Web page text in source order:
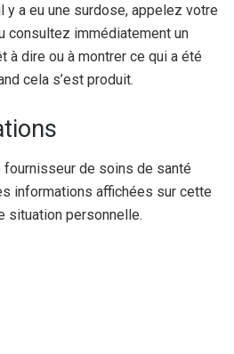
y a eu une surdose, appelez votre
consultez immédiatement un
à dire ou à montrer ce qui a été
cela s’est produit.
de soins de santé
informations affichées sur cette
situation personnelle.